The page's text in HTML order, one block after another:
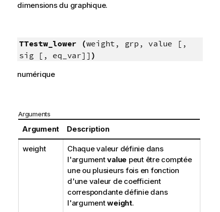
dimensions du graphique.
TTestw_lower (weight, grp, value [,
sig [, eq_var]] )
numérique
Arguments
Argument Description
weight
Chaque valeur définie dans
l'argumentvalue peut être comptée
une ou plusieurs fois en fonction
d'une valeur de coefficient
correspondante définie dans
l'argumentweight.